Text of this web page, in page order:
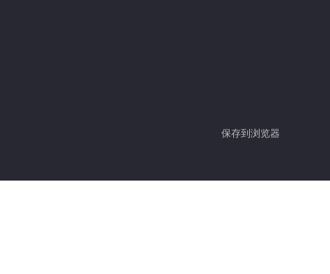
保存到浏览器